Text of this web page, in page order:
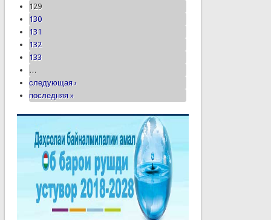
129
130
131
132
133
…
следующая ›
последняя »